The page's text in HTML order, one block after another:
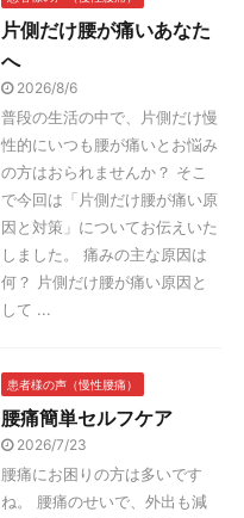
片側だけ腰が痛いあなた
へ
2026/8/6
普段の生活の中で、片側だけ慢
性的にいつも腰が痛いとお悩み
の方はおられませんか？ そこ
で今回は「片側だけ腰が痛い原
因と対策」についてお伝えいた
しました。 痛みの主な原因は
何？ 片側だけ腰が痛い原因と
して ...
患者様の声（慢性腰痛）
腰痛簡単セルフケア
2026/7/23
腰痛にお困りの方は多いです
ね。 腰痛のせいで、外出も減